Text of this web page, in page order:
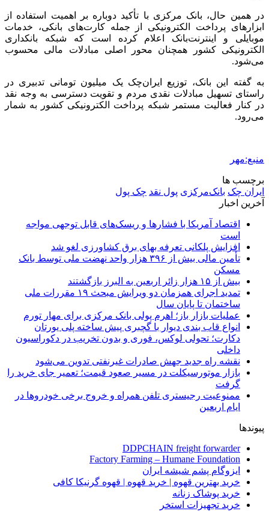
در همین حال، بانک مرکزی با تأکید دوباره بر اهمیت استفاده از
ابزارهای پرداخت الکترونیکی از جمله کارت‌های بانکی، خدمات
موبایلی و اینترنت‌بانک اعلام کرده است که شبکه بانکداری
الکترونیکی کشور همچنان محور اصلی مبادلات مالی محسوب
می‌شود.
به گفته این بانک، توزیع ایران‌چک یک میلیون تومانی تدبیری در
راستای تسهیل مبادلات نقدی مردم و تقویت دسترسی به وجه نقد
در کنار فعالیت مستمر شبکه پرداخت الکترونیکی کشور به شمار
می‌رود.
منبع:مهر
برچسب ها
ایران چک بانک‌مرکزی پول نقد چک پول
آخرین اخبار
اقتصاد آمریکا با فشارها و ریسک‌های قابل توجهی مواجه
است
افزایش پلکانی تعرفه بهای برق کشاورزی لغو شد
تأمین مالی بیش از ۳۹۶ هزار واحد نهضت ملی توسط بانک
مسکن
بیش از ۱۵ هزار زائر اربعین به البرز بازگشتند
تمدید اجرای همزمان دو ویرایش مبحث ۱۹ مقررات ملی
ساختمان تا پایان سال
عملیات بازار باز؛ اهرم پولی بانک مرکزی برای مهار تورم
انواع قاب بندی دیوار با گچبری پیش ساخته پلی یورتان
دکارت؛ تحولی لوکس، فوری و بدون تخریب در دکوراسیون
داخلی
نقشه راه جدید جهش صادرات غیرنفتی تدوین می‌شود
بازار موتورسیکلت در مسیر صعود قیمت؛ تعمیر جای خرید را
گرفت
ممنوعیت رجیستری تلفن همراه و خروج برخی خودروها در
ایام اربعین
پیوندها
DDPCHAIN freight forwarder
Factory Farming – Humane Foundation
ایزوگام پشم شیشه ایران
خرید بهترین قهوه | خرید قهوه | قهوه گرنیکا کافی
خرید پوشاک زنانه
خرید تجهیزات استخر